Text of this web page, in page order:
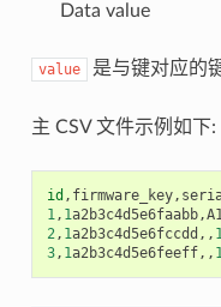
Data value
value 是与键对应的
主 CSV 文件示例如下:
id , firmware_key,
1, 1a2b3c4d5e6faabb,
2, 1a2b3c4d5e6fccdd ,,
3, 1a2b3c4d5e6feeff,,